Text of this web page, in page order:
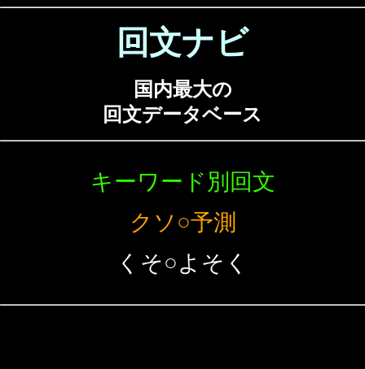
回文ナビ
国内最大の
回文データベース
キーワード別回文
クソ○予測
くそ○よそく